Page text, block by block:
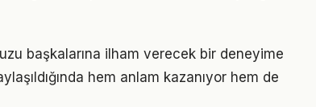
başkalarına ilham verecek bir deneyime
hem anlam kazanıyor hem de